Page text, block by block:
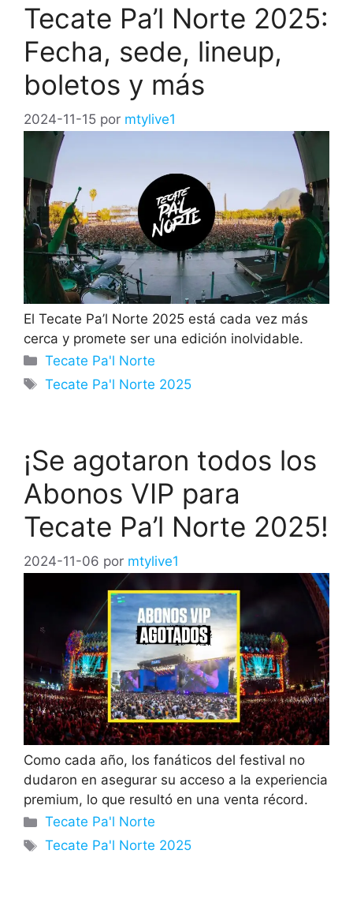
Tecate Pa’l Norte 2025:
Fecha, sede, lineup,
boletos y más
2024-11-15 por mtylive1
El Tecate Pa’l Norte 2025 está cada vez más
cerca y promete ser una edición inolvidable.
Categorías
Tecate Pa'l Norte
Etiquetas
Tecate Pa'l Norte 2025
¡Se agotaron todos los
Abonos VIP para
Tecate Pa’l Norte 2025!
2024-11-06 por mtylive1
Como cada año, los fanáticos del festival no
dudaron en asegurar su acceso a la experiencia
premium, lo que resultó en una venta récord.
Categorías
Tecate Pa'l Norte
Etiquetas
Tecate Pa'l Norte 2025